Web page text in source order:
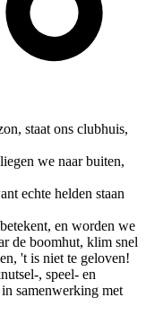
staat ons clubhuis,
we naar buiten,
echte helden staan
en worden we
de boomhut, klim snel
't is niet te geloven!
, speel- en
samenwerking met